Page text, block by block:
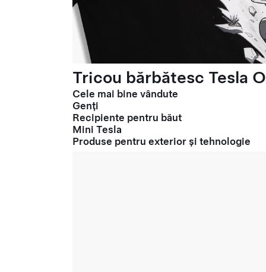
Tricou bărbătesc Tesla
Cele mai bine vândute
Genți
Recipiente pentru băut
Mini Tesla
Produse pentru exterior și tehnologie